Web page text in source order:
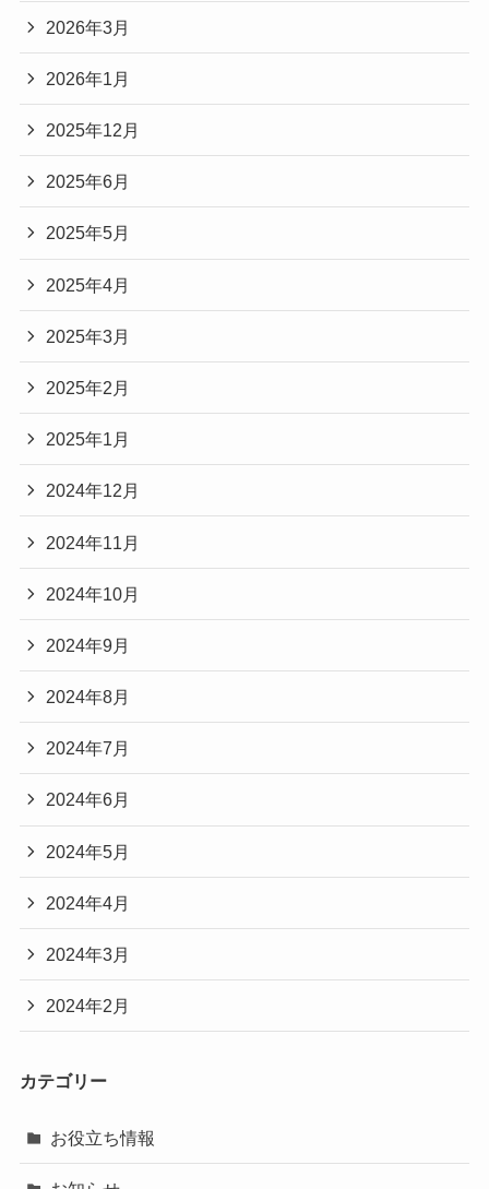
2026年3月
2026年1月
2025年12月
2025年6月
2025年5月
2025年4月
2025年3月
2025年2月
2025年1月
2024年12月
2024年11月
2024年10月
2024年9月
2024年8月
2024年7月
2024年6月
2024年5月
2024年4月
2024年3月
2024年2月
カテゴリー
お役立ち情報